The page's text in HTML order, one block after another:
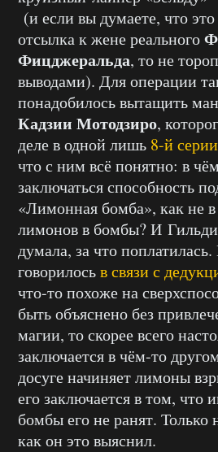
(и если вы думаете, что
отсылка к жене реального
Фицджеральда, то не
выводами). Для операции
понадобилось вытащить
Кадзии Мотодзиро,
деле в одной лишь 8-й серии
что с ним всё понятно: в
заключаться способность
«Лимонная бомба», как не
лимонов в бомбы? И
думала, за что
говорилосьв связи с
что-то похоже на
быть объяснено без
магии, то скорее всего
заключается в чём-то
досуге начиняет лимоны
его заключается в том, что
бомбы его не ранят. Только
как он это выяснил.